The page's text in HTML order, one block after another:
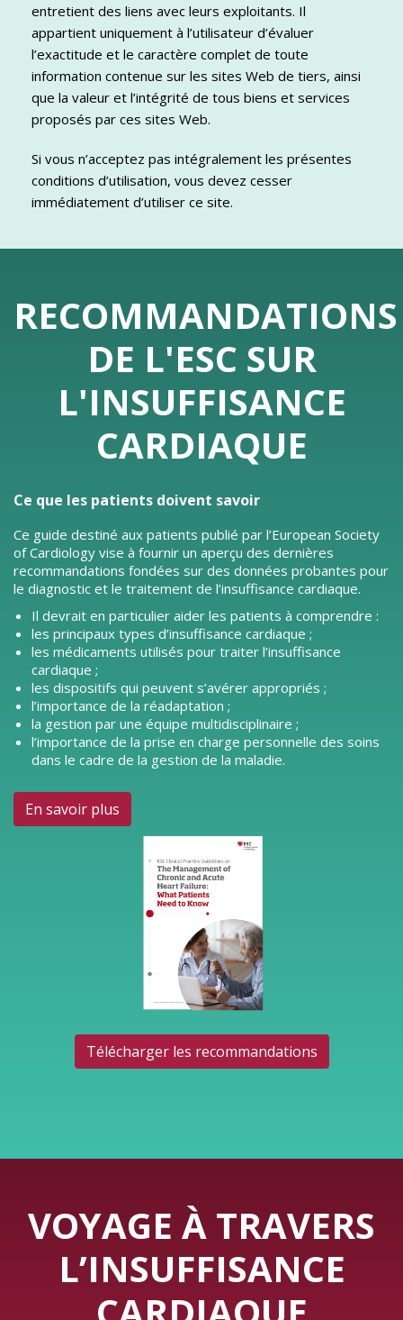
entretient des liens avec leurs exploitants. Il
appartient uniquement à l’utilisateur d’évaluer
l’exactitude et le caractère complet de toute
information contenue sur les sites Web de tiers, ainsi
que la valeur et l’intégrité de tous biens et services
proposés par ces sites Web.
Si vous n’acceptez pas intégralement les présentes
conditions d’utilisation, vous devez cesser
immédiatement d’utiliser ce site.
RECOMMANDATIONS
DE L'ESC SUR
L'INSUFFISANCE
CARDIAQUE
Ce que les patients doivent savoir
Ce guide destiné aux patients publié par l’European Society
of Cardiology vise à fournir un aperçu des dernières
recommandations fondées sur des données probantes pour
le diagnostic et le traitement de l’insuffisance cardiaque.
Il devrait en particulier aider les patients à comprendre :
les principaux types d’insuffisance cardiaque ;
les médicaments utilisés pour traiter l’insuffisance
cardiaque ;
les dispositifs qui peuvent s’avérer appropriés ;
l’importance de la réadaptation ;
la gestion par une équipe multidisciplinaire ;
l’importance de la prise en charge personnelle des soins
dans le cadre de la gestion de la maladie.
En savoir plus
Télécharger les recommandations
VOYAGE À TRAVERS
L’INSUFFISANCE